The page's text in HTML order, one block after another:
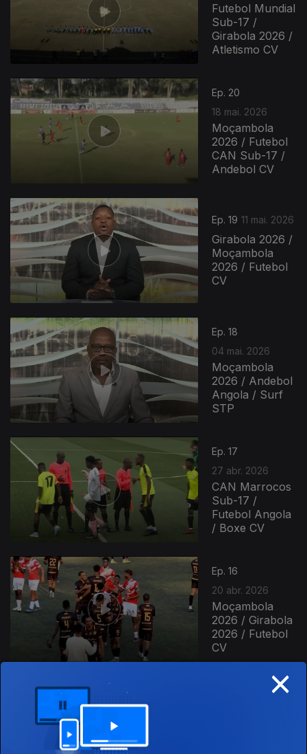
Futebol Mundial
Sub-17 /
Girabola 2026 /
Atletismo CV
Ep. 20
18 mai. 2026
Moçambola
2026 / Futebol
CAN Sub-17 /
Andebol CV
Ep. 19 11 mai. 2026
Girabola 2026 /
Moçambola
2026 / Futebol
CV
Ep. 18
04 mai. 2026
Moçambola
2026 / Andebol
Angola / Surf
STP
Ep. 17
27 abr. 2026
CAN Marrocos
Sub-17 /
Futebol Angola
/ Boxe CV
Ep. 16
20 abr. 2026
Moçambola
2026 / Girabola
2026 / Futebol
CV
13 abr. 2026
×